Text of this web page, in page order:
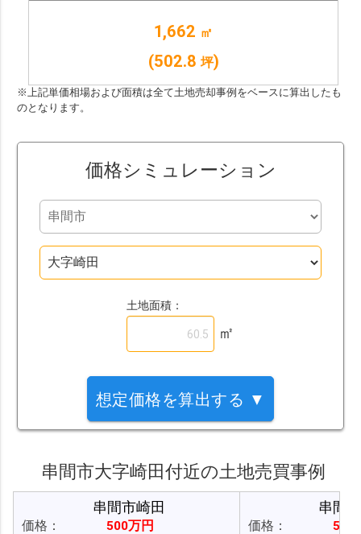
1,662 ㎡
(502.8 坪)
※上記単価相場および面積は全て土地売却事例をベースに算出したも
のとなります。
価格シミュレーション
土地面積：
㎡
想定価格を算出する ▼
串間市大字崎田付近の土地売買事例
串間市崎田
価格：
500万円
串間
価格：
500